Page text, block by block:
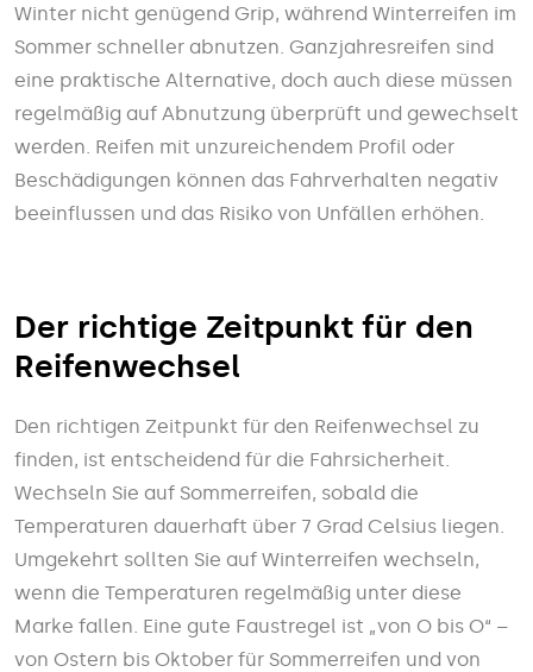
Winter nicht genügend Grip, während Winterreifen im
Sommer schneller abnutzen. Ganzjahresreifen sind
eine praktische Alternative, doch auch diese müssen
regelmäßig auf Abnutzung überprüft und gewechselt
werden. Reifen mit unzureichendem Profil oder
Beschädigungen können das Fahrverhalten negativ
beeinflussen und das Risiko von Unfällen erhöhen.
Der richtige Zeitpunkt für den
Reifenwechsel
Den richtigen Zeitpunkt für den Reifenwechsel zu
finden, ist entscheidend für die Fahrsicherheit.
Wechseln Sie auf Sommerreifen, sobald die
Temperaturen dauerhaft über 7 Grad Celsius liegen.
Umgekehrt sollten Sie auf Winterreifen wechseln,
wenn die Temperaturen regelmäßig unter diese
Marke fallen. Eine gute Faustregel ist „von O bis O“ –
von Ostern bis Oktober für Sommerreifen und von